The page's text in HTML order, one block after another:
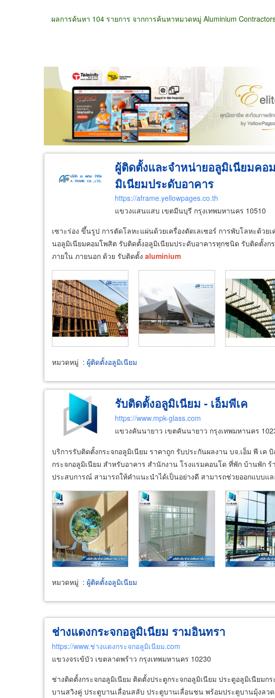
ผลการค้นหา 104 รายการ จากการค้นหาหมวดหมู่ Aluminium
ขายส่ง ขายปลีก ผู้ผลิต ตัวแทนจัดจำหน่าย ผู้ส่งออ
ผู้ติดตั้งและจำหน่ายอลูมิเนียมคอ
มิเนียมประดับอาคาร
https://aframe.yellowpages.co.th
แขวงแสนแสบ เขตมีนบุรี กรุงเทพมหานคร 10510
เซาะร่อง ขึ้นรูป การตัดโลหะแผ่นด้วยเครื่องตัดเลเซอร์ การพับโลหะด้วย
นอลูมิเนียมคอมโพสิต รับติดตั้งอลูมิเนียมประดับอาคารทุกชนิด รับติดตั้งก
ภายใน ภายนอก ด้วย รับติดตั้ง aluminium
หมวดหมู่ : ผู้ติดตั้งอลูมิเนียม
รับติดตั้งอลูมิเนียม - เอ็มพีเค
https://www.mpk-glass.com
แขวงคันนายาว เขตคันนายาว กรุงเทพมหานคร
บริการรับติดตั้งกระจกอลูมิเนียม ราคาถูก รับประกันผลงาน บจ.เอ็ม พี เ
กระจกอลูมิเนียม สำหรับอาคาร สำนักงาน โรงแรมคอนโด ที่พัก บ้านพัก
ประสบการณ์ สามารถให้คำแนะนำได้เป็นอย่างดี สามารถช่วยออกแบบแ
หมวดหมู่ : ผู้ติดตั้งอลูมิเนียม
ช่างแดงกระจกอลูมิเนียม รามอินทรา
https://www.ช่างแดงกระจกอลูมิเนียม.com
แขวงจรเข้บัว เขตลาดพร้าว กรุงเทพมหานคร 10230
ช่างติดตั้งกระจกอลูมิเนียม ติดตั้งประตูกระจกอลูมิเนียม ประตูอลูมิเนียมก
บานสวิงคู่ ประตูบานเลื่อนสลับ ประตูบานเลื่อนชน พร้อมประตูบานมุ้งลว